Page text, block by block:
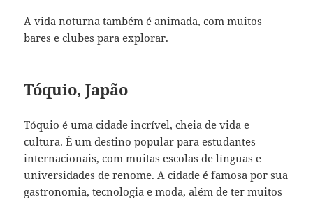
A vida noturna também é animada, com muitos
bares e clubes para explorar.
Tóquio, Japão
Tóquio é uma cidade incrível, cheia de vida e
cultura. É um destino popular para estudantes
internacionais, com muitas escolas de línguas e
universidades de renome. A cidade é famosa por sua
gastronomia, tecnologia e moda, além de ter muitos